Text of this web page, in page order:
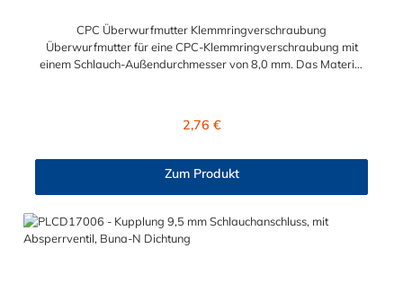
CPC Überwurfmutter Klemmringverschraubung
Überwurfmutter für eine CPC-Klemmringverschraubung mit
einem Schlauch-Außendurchmesser von 8,0 mm. Das Material
Regulärer Preis:
2,76 €
Zum Produkt